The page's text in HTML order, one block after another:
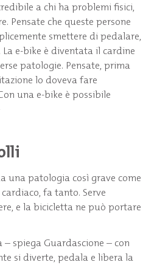
a chi ha problemi fisici,
Pensate che queste persone
smettere di pedalare,
e-bike è diventata il cardine
patologie. Pensate, prima
lo doveva fare
una e-bike è possibile
una patologia così grave come
fa tanto. Serve
e la bicicletta ne può portare
– spiega Guardascione – con
si diverte, pedala e libera la